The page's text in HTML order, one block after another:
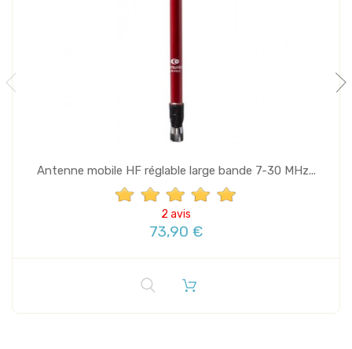
Antenne mobile HF réglable large bande 7-30 MHz...
2 avis
73,90 €